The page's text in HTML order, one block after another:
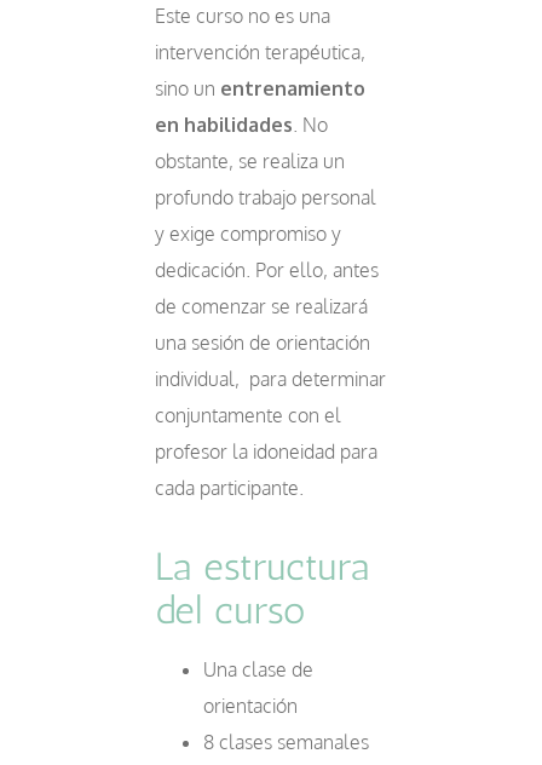
Este curso no es una
intervención terapéutica,
sino un entrenamiento
en habilidades. No
obstante, se realiza un
profundo trabajo personal
y exige compromiso y
dedicación. Por ello, antes
de comenzar se realizará
una sesión de orientación
individual, para determinar
conjuntamente con el
profesor la idoneidad para
cada participante.
La estructura
del curso
Una clase de
orientación
8 clases semanales